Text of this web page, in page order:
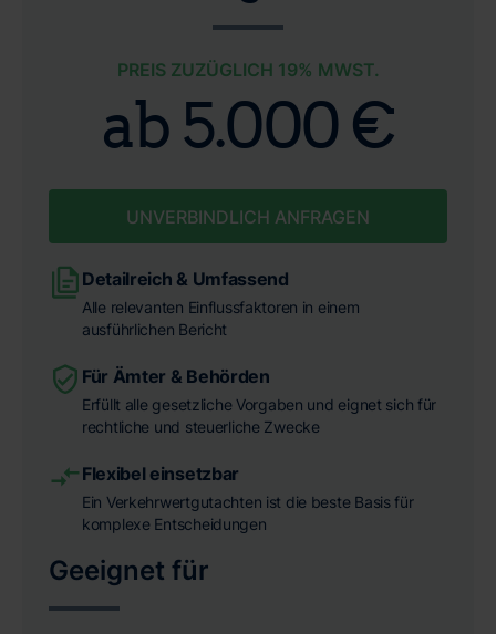
und zuverlässige Terminvergabe. Wir garantieren Ihnen
dann, wenn Sie sie benötigen.
oder Verkehrswertgutachten pünktlich und mit höchster
Präzision zu erhalten.PREIS ZUZÜGLICH 19% MWST.
ab 5.000 €
UNVERBINDLICH ANFRAGEN
Detailreich & Umfassend
Alle relevanten Einflussfaktoren in einem
ausführlichen Bericht
Für Ämter & Behörden
Erfüllt alle gesetzliche Vorgaben und eignet sich für
rechtliche und steuerliche Zwecke
Flexibel einsetzbar
Ein Verkehrwertgutachten ist die beste Basis für
komplexe Entscheidungen
Geeignet für